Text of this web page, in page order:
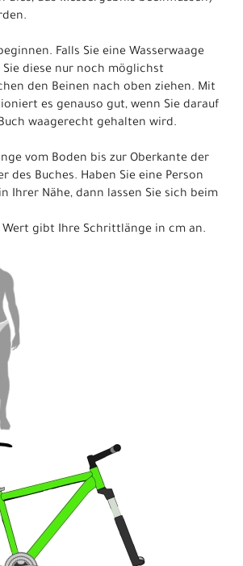
Falls Sie eine Wasserwaage
Sie diese nur noch möglichst
den Beinen nach oben ziehen. Mit
es genauso gut, wenn Sie darauf
waagerecht gehalten wird.
vom Boden bis zur Oberkante der
des Buches. Haben Sie eine Person
Ihrer Nähe, dann lassen Sie sich beim
gibt Ihre Schrittlänge in cm an.